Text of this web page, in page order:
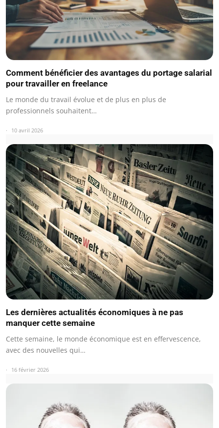
Comment bénéficier des avantages du portage salarial
pour travailler en freelance
Le monde du travail évolue et de plus en plus de
professionnels souhaitent…
10 avril 2026
Les dernières actualités économiques à ne pas
manquer cette semaine
Cette semaine, le monde économique est en effervescence,
avec des nouvelles qui…
16 février 2026